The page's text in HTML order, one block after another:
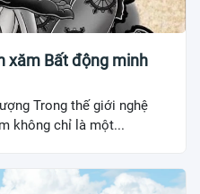
xăm Bất động minh
Trong thế giới nghệ
không chỉ là một...